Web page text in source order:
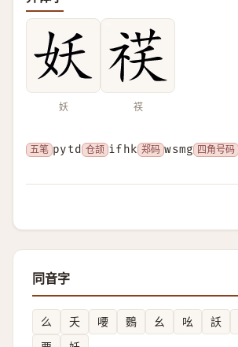
妖 䄏
五笔 pytd 仓颉 ifhk 郑码 wsmg 四角号码
同音字
么 夭 喓 䳩 幺 吆 訞